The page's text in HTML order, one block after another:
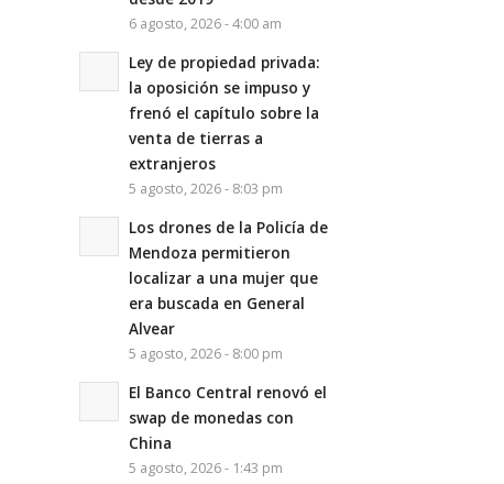
6 agosto, 2026 - 4:00 am
Ley de propiedad privada:
la oposición se impuso y
frenó el capítulo sobre la
venta de tierras a
extranjeros
5 agosto, 2026 - 8:03 pm
Los drones de la Policía de
Mendoza permitieron
localizar a una mujer que
era buscada en General
Alvear
5 agosto, 2026 - 8:00 pm
El Banco Central renovó el
swap de monedas con
China
5 agosto, 2026 - 1:43 pm